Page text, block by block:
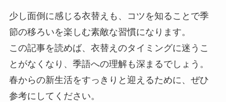
少し面倒に感じる衣替えも、コツを知ることで季
節の移ろいを楽しむ素敵な習慣になります。
この記事を読めば、衣替えのタイミングに迷うこ
とがなくなり、季語への理解も深まるでしょう。
春からの新生活をすっきりと迎えるために、ぜひ
参考にしてください。